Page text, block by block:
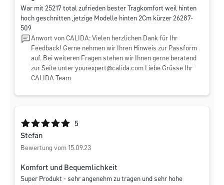
War mit 25217 total zufrieden bester Tragkomfort weil hinten
hoch geschnitten ,jetzige Modelle hinten 2Cm kürzer 26287-
509
Anwort von CALIDA: Vielen herzlichen Dank für Ihr
Feedback! Gerne nehmen wir Ihren Hinweis zur Passform
auf. Bei weiteren Fragen stehen wir Ihnen gerne beratend
zur Seite unter yourexpert@calida.com Liebe Grüsse Ihr
CALIDA Team
Durchschnittliche Bewertung von 5 von 5 Sternen
5
Stefan
Bewertung vom 15.09.23
Komfort und Bequemlichkeit
Super Produkt - sehr angenehm zu tragen und sehr hohe